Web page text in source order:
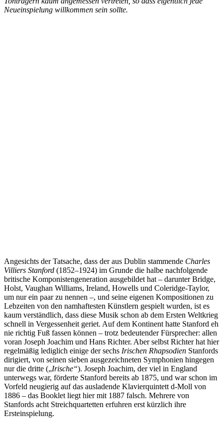
Neueinspielung willkommen sein sollte.
Angesichts der Tatsache, dass der aus Dublin stammende Charles
Villiers Stanford (1852–1924) im Grunde die halbe nachfolgende
britische Komponistengeneration ausgebildet hat – darunter Bridge,
Holst, Vaughan Williams, Ireland, Howells und Coleridge-Taylor,
um nur ein paar zu nennen –, und seine eigenen Kompositionen zu
Lebzeiten von den namhaftesten Künstlern gespielt wurden, ist es
kaum verständlich, dass diese Musik schon ab dem Ersten Weltkrieg
schnell in Vergessenheit geriet. Auf dem Kontinent hatte Stanford eh
nie richtig Fuß fassen können – trotz bedeutender Fürsprecher: allen
voran Joseph Joachim und Hans Richter. Aber selbst Richter hat hier
regelmäßig lediglich einige der sechs Irischen Rhapsodien Stanfords
dirigiert, von seinen sieben ausgezeichneten Symphonien hingegen
nur die dritte („Irische“). Joseph Joachim, der viel in England
unterwegs war, förderte Stanford bereits ab 1875, und war schon im
Vorfeld neugierig auf das ausladende Klavierquintett d-Moll von
1886 – das Booklet liegt hier mit 1887 falsch. Mehrere von
Stanfords acht Streichquartetten erfuhren erst kürzlich ihre
Ersteinspielung.